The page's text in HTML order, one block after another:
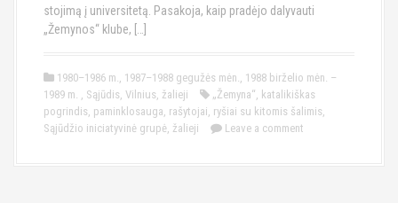
stojimą į universitetą. Pasakoja, kaip pradėjo dalyvauti
„Žemynos“ klube, […]
1980–1986 m., 1987–1988 gegužės mėn., 1988 birželio mėn. –
1989 m. , Sąjūdis, Vilnius, žalieji „Žemyna“, katalikiškas
pogrindis, paminklosauga, rašytojai, ryšiai su kitomis šalimis,
Sąjūdžio iniciatyvinė grupė, žalieji Leave a comment